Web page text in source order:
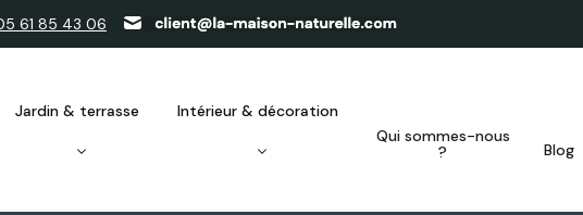
61 85 43 06
jardin & terrasse
intérieur & décoration
qui sommes-nous
?
blog